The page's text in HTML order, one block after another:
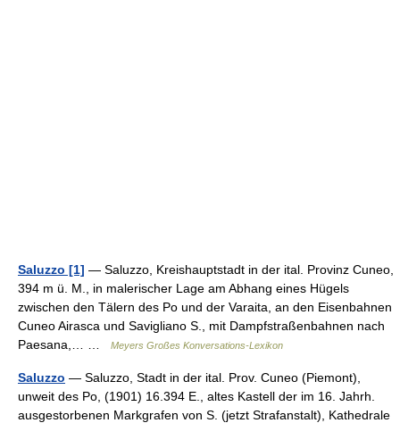
Saluzzo [1] — Saluzzo, Kreishauptstadt in der ital. Provinz Cuneo,
394 m ü. M., in malerischer Lage am Abhang eines Hügels
zwischen den Tälern des Po und der Varaita, an den Eisenbahnen
Cuneo Airasca und Savigliano S., mit Dampfstraßenbahnen nach
Paesana,… …
Meyers Großes Konversations-Lexikon
Saluzzo — Saluzzo, Stadt in der ital. Prov. Cuneo (Piemont),
unweit des Po, (1901) 16.394 E., altes Kastell der im 16. Jahrh.
ausgestorbenen Markgrafen von S. (jetzt Strafanstalt), Kathedrale